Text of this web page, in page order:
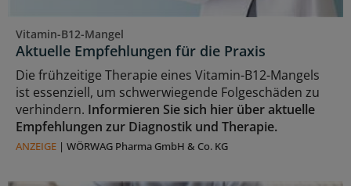
Vitamin-B12-Mangel
Aktuelle Empfehlungen für die Praxis
Die frühzeitige Therapie eines Vitamin-B12-Mangels
ist essenziell, um schwerwiegende Folgeschäden zu
verhindern. Informieren Sie sich hier über aktuelle
Empfehlungen zur Diagnostik und Therapie.
ANZEIGE | WÖRWAG Pharma GmbH & Co. KG